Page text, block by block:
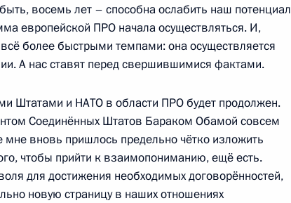
Сил
1
восемь лет – способна ослабить наш потенциал
европейской ПРО начала осуществляться. И,
более быстрыми темпами: она осуществляется
А нас ставят перед свершившимися фактами.
Штатами и НАТО в области ПРО будет продолжен.
Соединённых Штатов Бараком Обамой совсем
мне вновь пришлось предельно чётко изложить
чтобы прийти к взаимопониманию, ещё есть.
для достижения необходимых договорённостей,
новую страницу в наших отношениях